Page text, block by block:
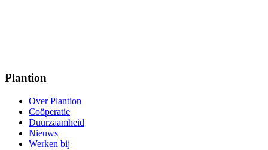
Plantion
Over Plantion
Coöperatie
Duurzaamheid
Nieuws
Werken bij